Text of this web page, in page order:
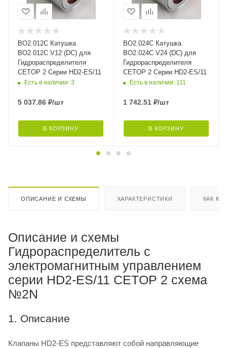
BO2.012C Катушка
BO2.012C V12 (DC) для
Гидрораспределителя
CETOP 2 Серии HD2-ES/11
Есть в наличии: 3
5 037.86 ₽/шт
В КОРЗИНУ
BO2.024C Катушка
BO2.024C V24 (DC) для
Гидрораспределителя
CETOP 2 Серии HD2-ES/11
Есть в наличии: 111
1 742.51 ₽/шт
В КОРЗИНУ
ОПИСАНИЕ И СХЕМЫ ХАРАКТЕРИСТИКИ КАК
Описание и схемы
Гидрораспределитель с
электромагнитным управлением
серии HD2-ES/11 CETOP 2 схема
№2N
1. Описание
Клапаны HD2-ES представляют собой направляющие